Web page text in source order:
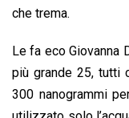
che trema.
Le fa eco Giovanna
più grande 25, tutti
300 nanogrammi